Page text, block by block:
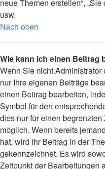
neue Themen erstellen“,
usw.
Nach oben
Wie kann ich einen Beitrag
Wenn Sie nicht
nur Ihre eigenen Beiträge
einen Beitrag bearbeiten,
Symbol für den
dies nur für einen
möglich. Wenn bereits
hat, wird Ihr Beitrag in der
gekennzeichnet. Es wird
Zeitpunkt der Bearbeitungen